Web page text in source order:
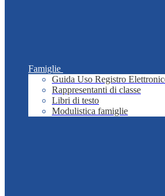
Famiglie
Guida Uso Registro
Rappresentanti di classe
Libri di testo
Modulistica famiglie